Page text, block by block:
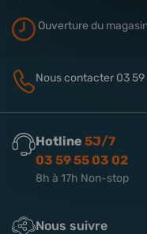
Ouverture du
Nous contacter 03
Hotline 5J/7
03 59 55 03 02
8h à 17h Non-stop
Nous suivre